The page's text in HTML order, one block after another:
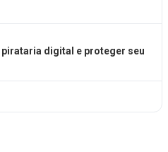
digital e proteger seu